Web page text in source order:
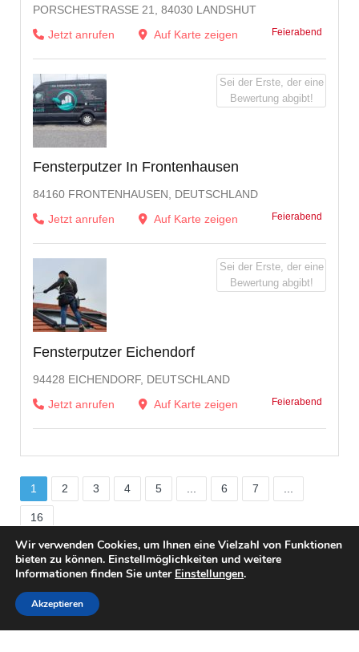
PORSCHESTRASSE 21, 84030 LANDSHUT
Jetzt anrufen
Auf Karte zeigen Feierabend
Fensterputzer In Frontenhausen
84160 FRONTENHAUSEN, DEUTSCHLAND
Jetzt anrufen
Auf Karte zeigen Feierabend
Sei der Erste, der eine
Bewertung abgibt!
Fensterputzer Eichendorf
94428 EICHENDORF, DEUTSCHLAND
Jetzt anrufen
Auf Karte zeigen Feierabend
Sei der Erste, der eine
Bewertung abgibt!
1 2 3 4 5 6 7
16
Wir verwenden Cookies, um Ihnen eine Vielzahl von Funktionen
bieten zu können. Einstellmöglichkeiten und weitere
Informationen finden Sie unter Einstellungen.
Akzeptieren